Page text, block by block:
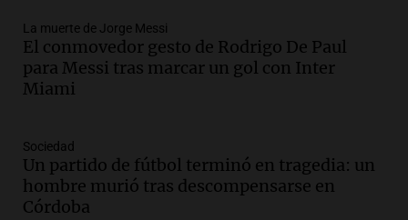
Episodios
Audio.Ley de Propiedad Privada: el revés
en el Congreso expuso una debilidad
comunicacional del Gobierno
Episodios
Audio.Casabindo se prepara para una
celebración única: 30.000 turistas y el
tradicional Toreo de la Vincha
La muerte de Jorge Messi
El conmovedor gesto de Rodrigo De Paul
para Messi tras marcar un gol con Inter
Miami
Sociedad
Un partido de fútbol terminó en tragedia: un
hombre murió tras descompensarse en
Córdoba